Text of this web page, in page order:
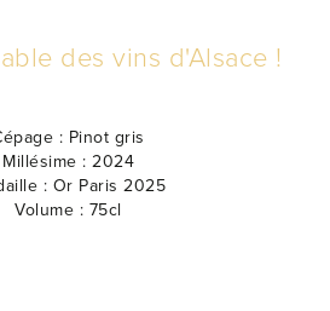
des vins d'Alsace !
: Pinot gris
Millésime : 2024
: Or Paris 2025
Volume : 75cl